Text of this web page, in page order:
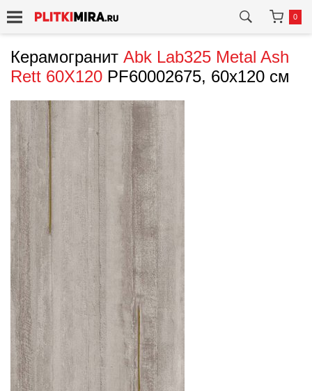
0
Керамогранит Abk Lab325 Metal Ash
Rett 60X120 PF60002675, 60x120 см